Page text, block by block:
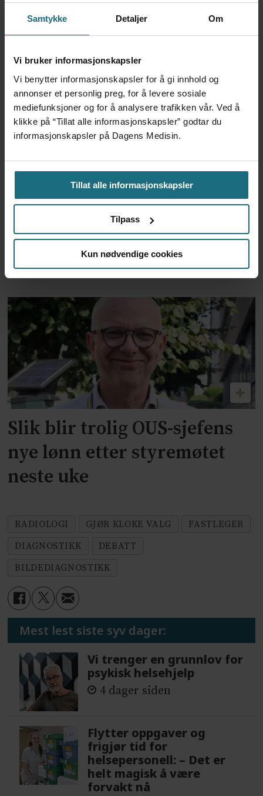
Samtykke Detaljer Om
Vi bruker informasjonskapsler
Vi benytter informasjonskapsler for å gi innhold og
annonser et personlig preg, for å levere sosiale
mediefunksjoner og for å analysere trafikken vår. Ved å
klikke på “Tillat alle informasjonskapsler” godtar du
informasjonskapsler på Dagens Medisin.
Tillat alle informasjonskapsler
Tilpass
Kun nødvendige cookies
millioner i fjor
Helse Midt-Norge skal
omstille for 1,1 milliarder –
Helse Møre og Romsdal må
kutte 500 årsverk
Slik blir trolig OUS-sjefens
nye lønn etter styremøtet
neste uke
RADIOLOGI GJØR KLOKE VALG
FASTLEGER
DIAGNOSTIKK
DEBATT
BILDEDIAGNOSTIKK
Mest lest siste syv dager:
Vi trenger en grunnlov for
psykisk helsehjelp
4 dager siden
Flytter oppgaver og
frigjør tid for
helsepersonell: – Det er
helt magisk å være
forvakt nå